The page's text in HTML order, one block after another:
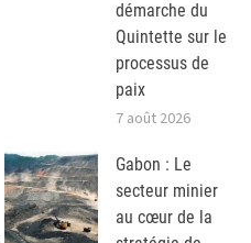
démarche du
Quintette sur le
processus de
paix
7 août 2026
Gabon : Le
secteur minier
au cœur de la